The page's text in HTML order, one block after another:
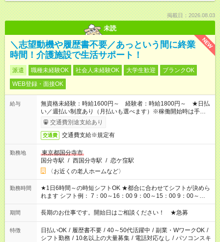
掲載日：2026.08.03
未読
NEW
＼志望動機や履歴書不要／あっという間に終業
時間！介護施設で生活サポート！
派遣 職種未経験OK 社会人未経験OK 大学生歓迎
ブランクOK
WEB登録・面接OK
給与
無資格未経験：時給1600円～ 経験者：時給1800円～ ★日払
い／週払い制度あり（月払いも選べます）※稼働開始時は手続き
完了次第のお支払いとなります。
交通費別途支給あり
交通費 交通費支給※規定有
勤務地
東京都国分寺市
国分寺駅 / 西国分寺駅 / 恋ケ窪駅
〈お近くの老人ホームなど〉
勤務時間
★1日6時間～の時短シフトOK ★都合に合わせてシフトが決めら
れます シフト例： 7：00～16：00 9：00～15：00 9：00～
18：00 11：00～20：00 など ※Wワークの場合、他のお仕事と
合わせ週40時間超の就業はご案内できません ※法令に基づき、
派遣法（日雇い派遣の原則禁止）により、短時間・短期間の就
業はご案内が難しい場合があります
期間 長期のお仕事です。開始日はご相談ください！ ★急募
特徴 日払いOK / 履歴書不要 / 40～50代活躍中 / 副業・WワークOK /
シフト勤務 / 10名以上の大量募集 / 電話対応なし / パソコンスキ